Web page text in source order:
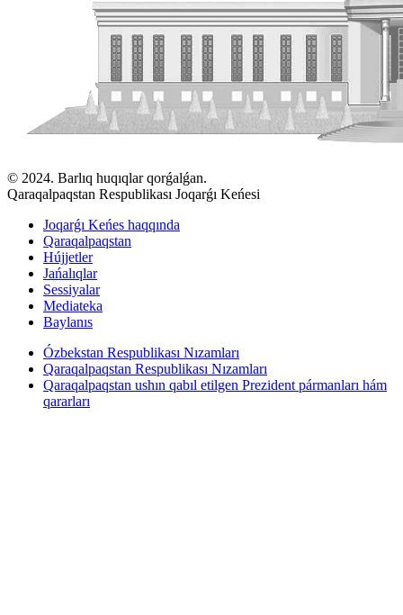
© 2024. Barlıq huqıqlar qorǵalǵan.
Qaraqalpaqstan Respublikası Joqarǵı Keńesi
Joqarǵı Keńes haqqında
Qaraqalpaqstan
Hújjetler
Jańalıqlar
Sessiyalar
Mediateka
Baylanıs
Ózbekstan Respublikası Nızamları
Qaraqalpaqstan Respublikası Nızamları
Qaraqalpaqstan ushın qabıl etilgen Prezident pármanları hám
qararları